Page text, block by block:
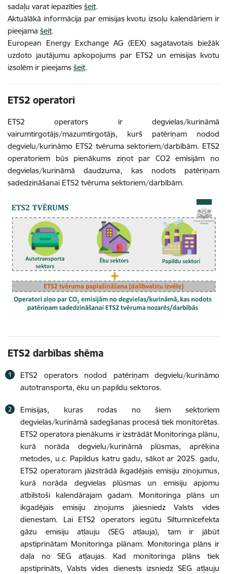
sadaļu varat iepazīties šeit.
Aktuālākā informācija par emisijas kvotu izsoļu kalendāriem ir
pieejama šeit.
European Energy Exchange AG (EEX) sagatavotais biežāk
uzdoto jautājumu apkopojums par ETS2 un emisijas kvotu
izsolēm ir pieejams šeit.
ETS2 operatori
ETS2 operators ir degvielas/kurināmā
vairumtirgotājs/mazumtirgotājs, kurš patēriņam nodod
degvielu/kurināmo ETS2 tvēruma sektoriem/darbībām. ETS2
operatoriem būs pienākums ziņot par CO2 emisijām no
degvielas/kurināmā daudzuma, kas nodots patēriņam
sadedzināšanai ETS2 tvēruma sektoriem/darbībām.
ETS2 darbības shēma
ETS2 operators nodod patēriņam degvielu/kurināmo
autotransporta, ēku un papildu sektoros.
Emisijas, kuras rodas no šiem sektoriem
degvielas/kurināmā sadegšanas procesā tiek monitorētas.
ETS2 operatora pienākums ir izstrādāt Monitoringa plānu,
kurā norāda degvielu/kurināmā plūsmas, aprēķina
metodes, u.c. Papildus katru gadu, sākot ar 2025. gadu,
ETS2 operatoram jāizstrādā ikgadējais emisiju ziņojumus,
kurā norāda degvielas plūsmas un emisiju apjomu
atbilstoši kalendārajam gadam. Monitoringa plāns un
ikgadējais emisiju ziņojums jāiesniedz Valsts vides
dienestam. Lai ETS2 operators iegūtu Siltumnīcefekta
gāzu emisiju atļauju (SEG atļauja), tam ir jābūt
apstiprinātam Monitoringa plānam. Monitoringa plāns ir
daļa no SEG atļaujas. Kad monitoringa plāns tiek
apstiprināts, Valsts vides dienests izsniedz SEG atļauju